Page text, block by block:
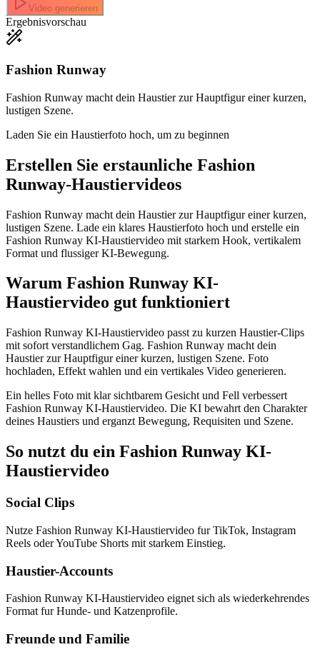
Video generieren
Ergebnisvorschau
Fashion Runway
Fashion Runway macht dein Haustier zur Hauptfigur einer kurzen,
lustigen Szene.
Laden Sie ein Haustierfoto hoch, um zu beginnen
Erstellen Sie erstaunliche Fashion
Runway-Haustiervideos
Fashion Runway macht dein Haustier zur Hauptfigur einer kurzen,
lustigen Szene. Lade ein klares Haustierfoto hoch und erstelle ein
Fashion Runway KI-Haustiervideo mit starkem Hook, vertikalem
Format und flussiger KI-Bewegung.
Warum Fashion Runway KI-
Haustiervideo gut funktioniert
Fashion Runway KI-Haustiervideo passt zu kurzen Haustier-Clips
mit sofort verstandlichem Gag. Fashion Runway macht dein
Haustier zur Hauptfigur einer kurzen, lustigen Szene. Foto
hochladen, Effekt wahlen und ein vertikales Video generieren.
Ein helles Foto mit klar sichtbarem Gesicht und Fell verbessert
Fashion Runway KI-Haustiervideo. Die KI bewahrt den Charakter
deines Haustiers und erganzt Bewegung, Requisiten und Szene.
So nutzt du ein Fashion Runway KI-
Haustiervideo
Social Clips
Nutze Fashion Runway KI-Haustiervideo fur TikTok, Instagram
Reels oder YouTube Shorts mit starkem Einstieg.
Haustier-Accounts
Fashion Runway KI-Haustiervideo eignet sich als wiederkehrendes
Format fur Hunde- und Katzenprofile.
Freunde und Familie